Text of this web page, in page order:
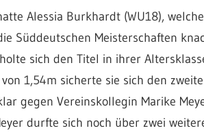
Alessia Burkhardt (WU18),
Süddeutschen Meisterschaften
sich den Titel in ihrer
1,54m sicherte sie sich den
gegen Vereinskollegin Marike
durfte sich noch über zwei